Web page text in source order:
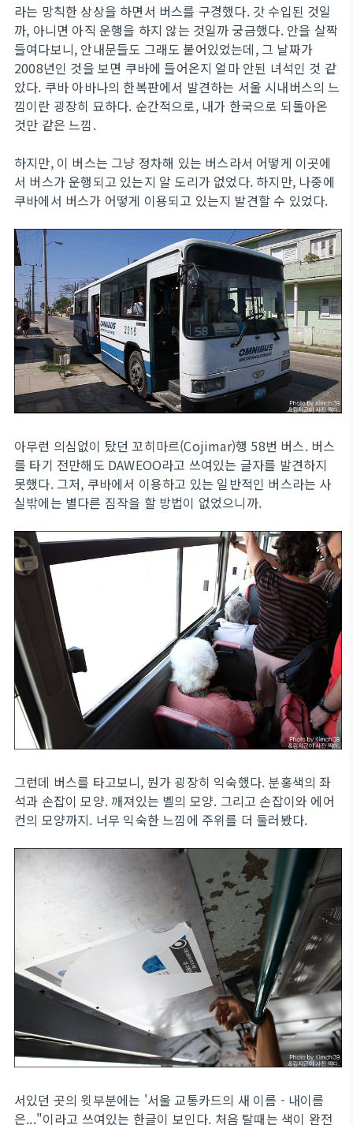
라는 망칙한 상상을 하면서 버스를 구경했다. 갓 수입된 것일
까, 아니면 아직 운행을 하지 않는 것일까 궁금했다. 안을 살짝
들여다보니, 안내문들도 그래도 붙어있었는데, 그 날짜가
2008년인 것을 보면 쿠바에 들어온지 얼마 안된 녀석인 것 같
았다. 쿠바 아바나의 한복판에서 발견하는 서울 시내버스의 느
낌이란 굉장히 묘하다. 순간적으로, 내가 한국으로 되돌아온
것만 같은 느낌.
하지만, 이 버스는 그냥 정차해 있는 버스라서 어떻게 이곳에
서 버스가 운행되고 있는지 알 도리가 없었다. 하지만, 나중에
쿠바에서 버스가 어떻게 이용되고 있는지 발견할 수 있었다.
아무런 의심없이 탔던 꼬히마르(Cojimar)행 58번 버스. 버스
를 타기 전만해도 DAWEOO라고 쓰여있는 글자를 발견하지
못했다. 그저, 쿠바에서 이용하고 있는 일반적인 버스라는 사
실밖에는 별다른 짐작을 할 방법이 없었으니까.
그런데 버스를 타고보니, 뭔가 굉장히 익숙했다. 분홍색의 좌
석과 손잡이 모양. 깨져있는 벨의 모양. 그리고 손잡이와 에어
컨의 모양까지. 너무 익숙한 느낌에 주위를 더 둘러봤다.
서있던 곳의 윗부분에는 '서울 교통카드의 새 이름 - 내이름
은..."이라고 쓰여있는 한글이 보인다. 처음 탈때는 색이 완전